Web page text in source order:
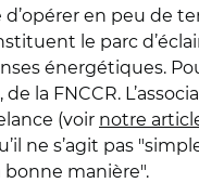
en peu de
le parc
énergétiques.
la FNCCR.
(voir notre
ne s’agit pas
manière".